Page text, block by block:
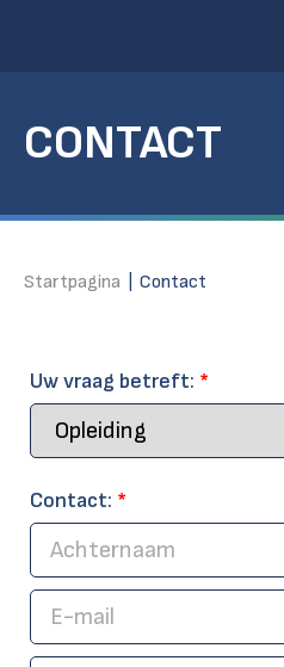
CONTACT
Startpagina Contact
Uw vraag betreft: *
Contact: *